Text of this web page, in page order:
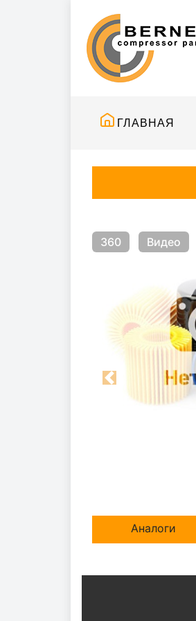
ГЛАВНАЯ
360 Видео
Previous
Аналоги